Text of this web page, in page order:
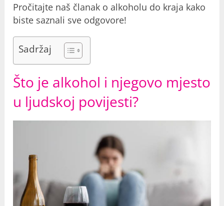
Pročitajte naš članak o alkoholu do kraja kako
biste saznali sve odgovore!
Sadržaj
Što je alkohol i njegovo mjesto
u ljudskoj povijesti?